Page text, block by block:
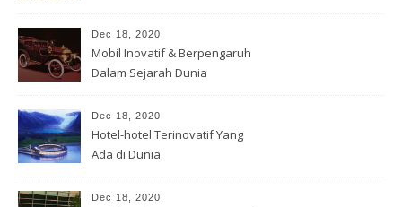
Dec 18, 2020
Mobil Inovatif & Berpengaruh
Dalam Sejarah Dunia
Dec 18, 2020
Hotel-hotel Terinovatif Yang
Ada di Dunia
Dec 18, 2020